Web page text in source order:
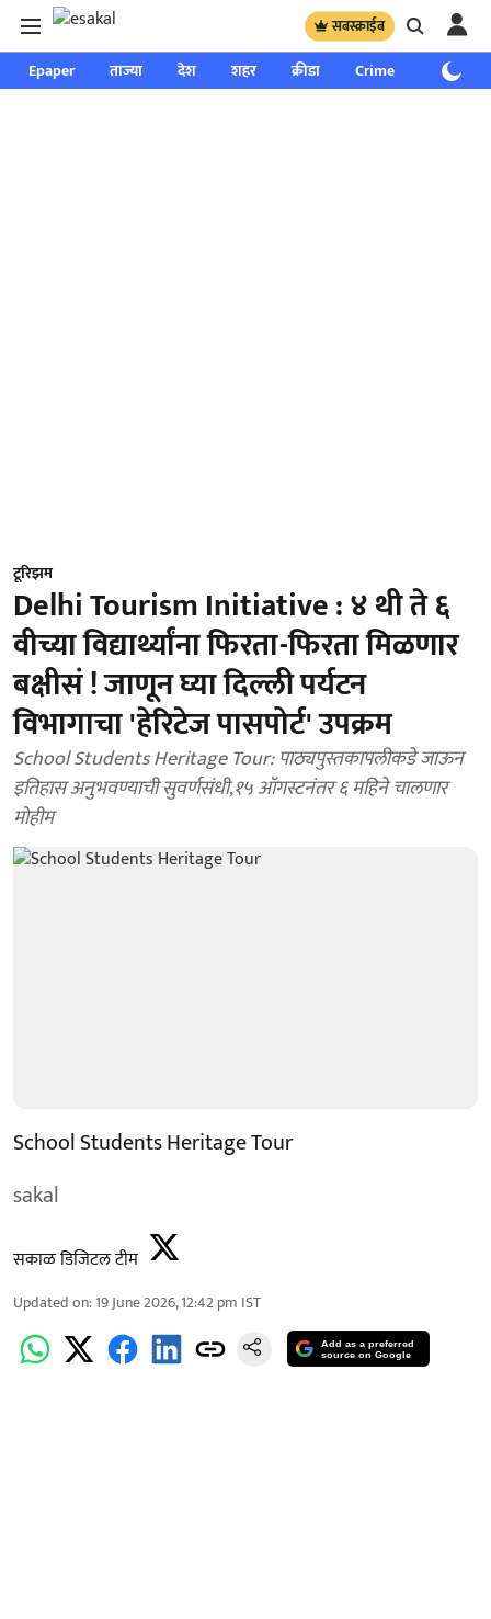
सबस्क्राईब
Epaper ताज्या देश शहर क्रीडा Crime साप्ताहिक
टूरिझम
Delhi Tourism Initiative : ४ थी ते ६
वीच्या विद्यार्थ्यांना फिरता-फिरता मिळणार
बक्षीसं ! जाणून घ्या दिल्ली पर्यटन
विभागाचा 'हेरिटेज पासपोर्ट' उपक्रम
School Students Heritage Tour: पाठ्यपुस्तकापलीकडे जाऊन
इतिहास अनुभवण्याची सुवर्णसंधी,१५ ऑगस्टनंतर ६ महिने चालणार
मोहीम
School Students Heritage Tour
sakal
सकाळ डिजिटल टीम
Updated on:19 June 2026, 12:42 pm IST
Add as a preferred
source on Google